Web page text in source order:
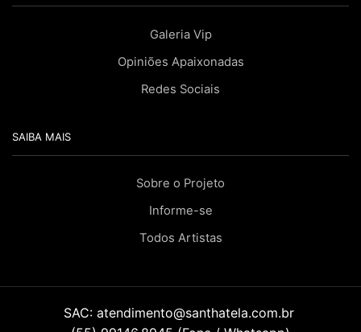
Galeria Vip
Opiniões Apaixonadas
Redes Sociais
SAIBA MAIS
Sobre o Projeto
Informe-se
Todos Artistas
SAC: atendimento@santhatela.com.br